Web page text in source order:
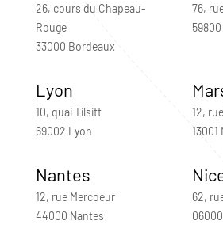
26, cours du Chapeau-
Rouge
33000 Bordeaux
76,
Lyon
10, quai Tilsitt
69002 Lyon
12,
13001
Nantes
12, rue Mercoeur
44000 Nantes
62,